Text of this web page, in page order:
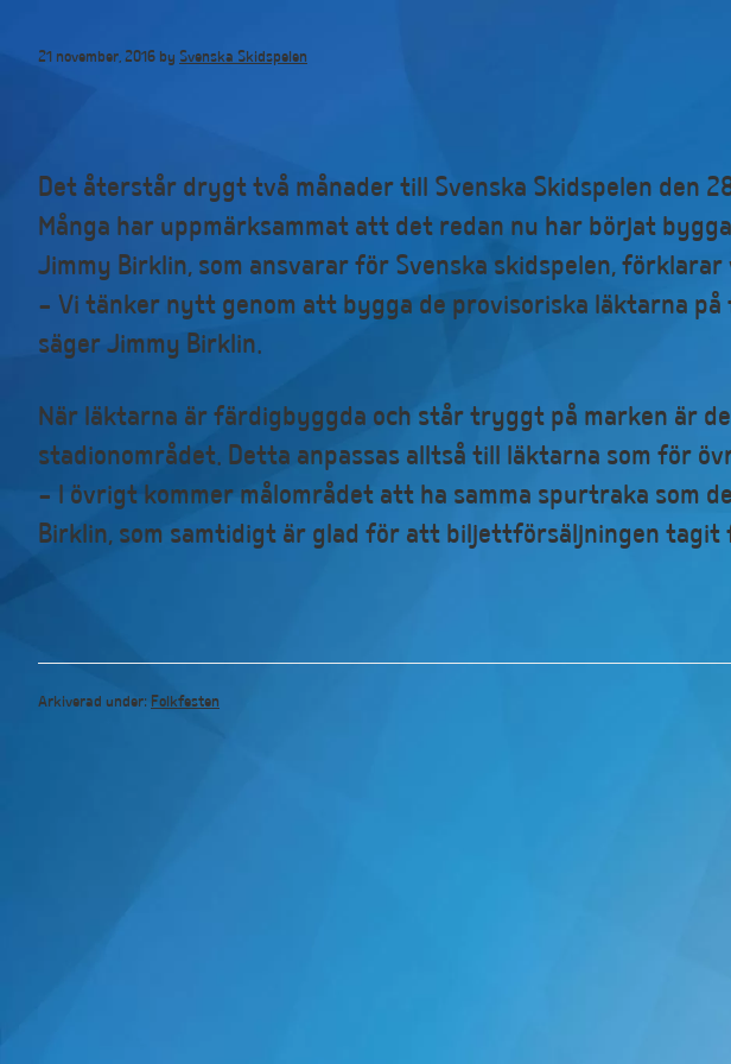
21 november, 2016 by Svenska Skidspelen
Det återstår drygt två månader till Svenska Skidspelen den
Många har uppmärksammat att det redan nu har börjat
Jimmy Birklin, som ansvarar för Svenska skidspelen,
– Vi tänker nytt genom att bygga de provisoriska läktarna
säger Jimmy Birklin.
När läktarna är färdigbyggda och står tryggt på marken är
stadionområdet. Detta anpassas alltså till läktarna som för
– I övrigt kommer målområdet att ha samma spurtraka som
Birklin, som samtidigt är glad för att biljettförsäljningen tagit
Arkiverad under:Folkfesten